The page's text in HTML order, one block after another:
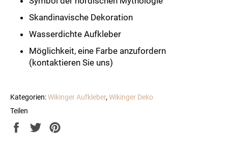
Skandinavische Dekoration
Wasserdichte Aufkleber
Möglichkeit, eine Farbe anzufordern
(kontaktieren Sie uns)
Kategorien:Wikinger Aufkleber,Wikinger Deko
Teilen
Auf
Auf